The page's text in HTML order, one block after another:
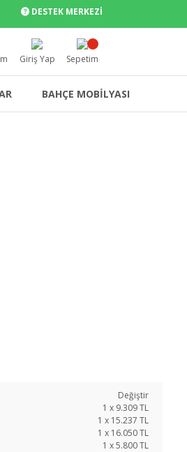
DESTEK MERKEZİ
Giriş Yap Sepetim
BAHÇE MOBİLYASI
Değiştir
1 x 9.309TL
1 x 15.237 TL
1 x 16.050TL
1 x5.800TL